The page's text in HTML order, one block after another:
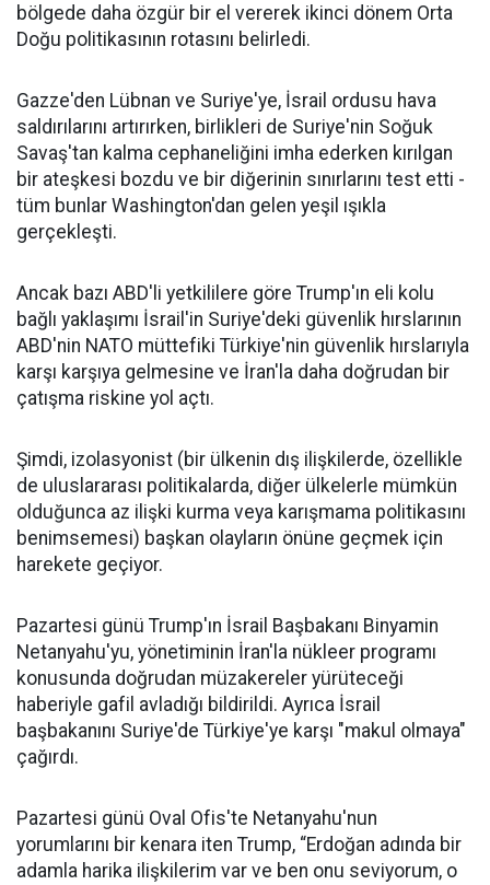
bölgede daha özgür bir el vererek ikinci dönem Orta
Doğu politikasının rotasını belirledi.
Gazze'den Lübnan ve Suriye'ye, İsrail ordusu hava
saldırılarını artırırken, birlikleri de Suriye'nin Soğuk
Savaş'tan kalma cephaneliğini imha ederken kırılgan
bir ateşkesi bozdu ve bir diğerinin sınırlarını test etti -
tüm bunlar Washington'dan gelen yeşil ışıkla
gerçekleşti.
Ancak bazı ABD'li yetkililere göre Trump'ın eli kolu
bağlı yaklaşımı İsrail'in Suriye'deki güvenlik hırslarının
ABD'nin NATO müttefiki Türkiye'nin güvenlik hırslarıyla
karşı karşıya gelmesine ve İran'la daha doğrudan bir
çatışma riskine yol açtı.
Şimdi, izolasyonist (bir ülkenin dış ilişkilerde, özellikle
de uluslararası politikalarda, diğer ülkelerle mümkün
olduğunca az ilişki kurma veya karışmama politikasını
benimsemesi) başkan olayların önüne geçmek için
harekete geçiyor.
Pazartesi günü Trump'ın İsrail Başbakanı Binyamin
Netanyahu'yu, yönetiminin İran'la nükleer programı
konusunda doğrudan müzakereler yürüteceği
haberiyle gafil avladığı bildirildi. Ayrıca İsrail
başbakanını Suriye'de Türkiye'ye karşı "makul olmaya"
çağırdı.
Pazartesi günü Oval Ofis'te Netanyahu'nun
yorumlarını bir kenara iten Trump, “Erdoğan adında bir
adamla harika ilişkilerim var ve ben onu seviyorum, o